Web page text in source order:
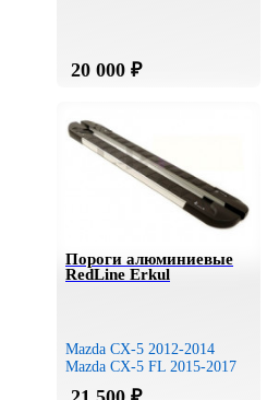
Пороги алюминиевые
RedLine Erkul
Mazda CX-5 2012-2014
Mazda CX-5 FL 2015-2017